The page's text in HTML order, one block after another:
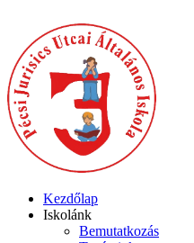
Kezdőlap
Iskolánk
Bemutatkozás